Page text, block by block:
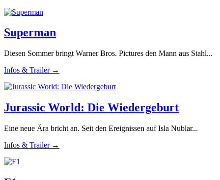
Superman
Diesen Sommer bringt Warner Bros. Pictures den Mann aus Stahl...
Infos & Trailer →
Jurassic World: Die Wiedergeburt
Eine neue Ära bricht an. Seit den Ereignissen auf Isla Nublar...
Infos & Trailer →